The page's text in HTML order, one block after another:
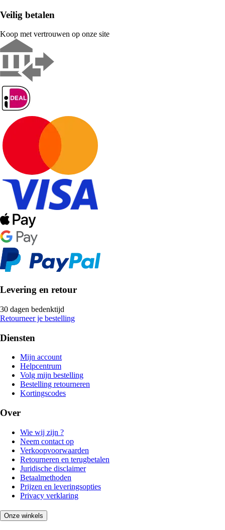
Veilig betalen
Koop met vertrouwen op onze site
Levering en retour
30 dagen bedenktijd
Retourneer je bestelling
Diensten
Mijn account
Helpcentrum
Volg mijn bestelling
Bestelling retourneren
Kortingscodes
Over
Wie wij zijn ?
Neem contact op
Verkoopvoorwaarden
Retourneren en terugbetalen
Juridische disclaimer
Betaalmethoden
Prijzen en leveringsopties
Privacy verklaring
Onze winkels